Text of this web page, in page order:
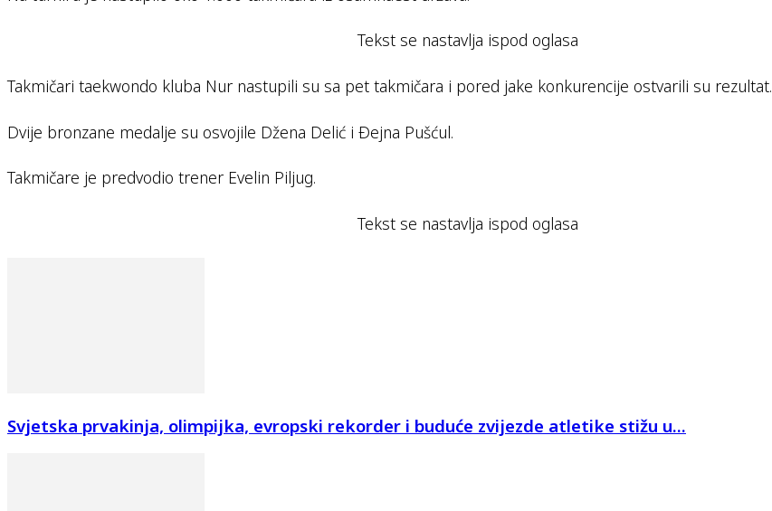
Tekst se nastavlja ispod oglasa
Takmičari taekwondo kluba Nur nastupili su sa pet takmičara i pored jake konkurencije ostvarili su rezultat.
Dvije bronzane medalje su osvojile Džena Delić i Ðejna Pušćul.
Takmičare je predvodio trener Evelin Piljug.
Tekst se nastavlja ispod oglasa
Svjetska prvakinja, olimpijka, evropski rekorder i buduće zvijezde atletike stižu u...